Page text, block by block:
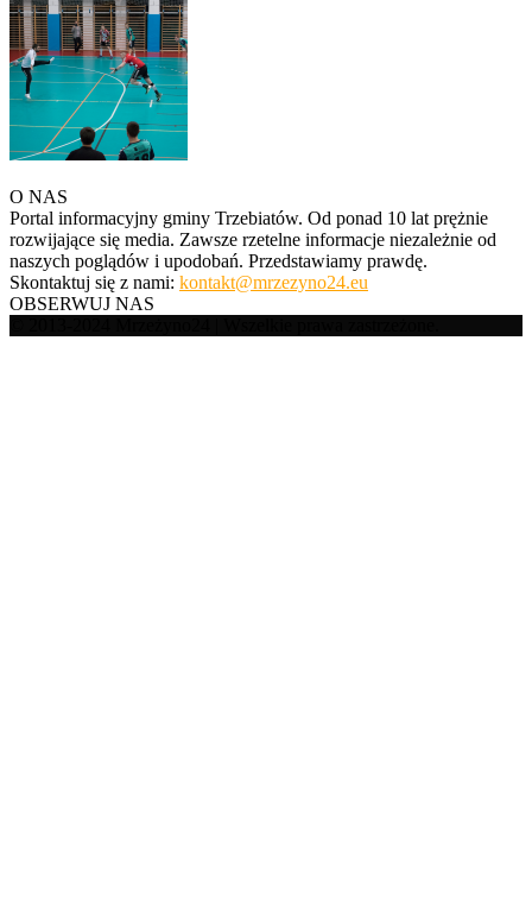
O NAS
Portal informacyjny gminy Trzebiatów. Od ponad 10 lat prężnie
rozwijające się media. Zawsze rzetelne informacje niezależnie od
naszych poglądów i upodobań. Przedstawiamy prawdę.
Skontaktuj się z nami: kontakt@mrzezyno24.eu
OBSERWUJ NAS